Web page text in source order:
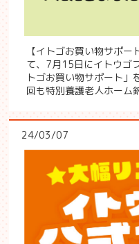
【イトゴお買い物サポ
て、7月15日にイトウゴ
トゴお買い物サポート」
回も特別養護老人ホーム
24/03/07